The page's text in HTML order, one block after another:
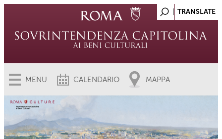
MENU CALENDARIO MAPPA